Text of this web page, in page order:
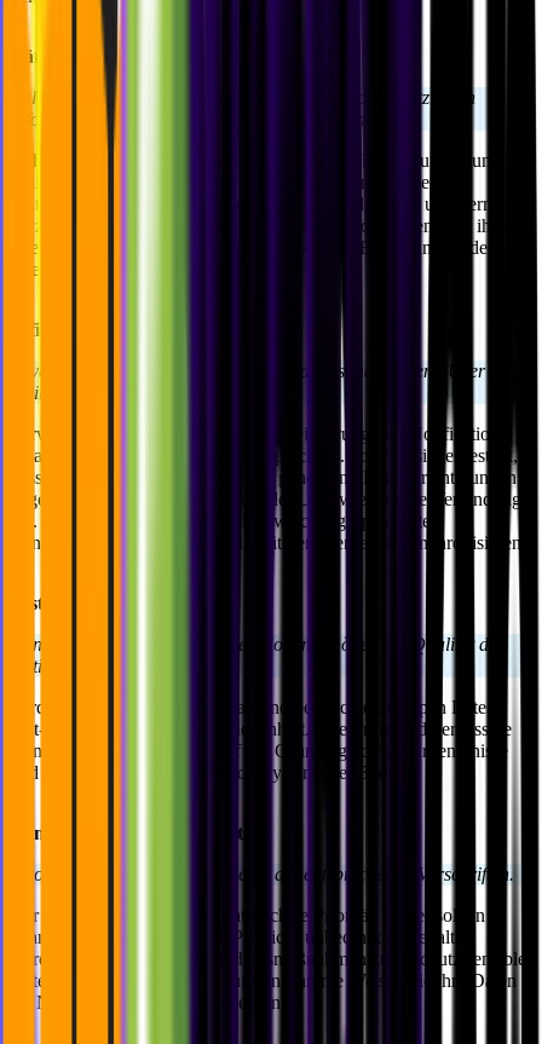
Häufigkeit und Timing
Balance is key - finde das Gleichgewicht zwischen nützlichen
Information und vermeide zu viele Notifications.
Achte unbedingt auf die Häufigkeit der Benachrichtigungen und
stelle sicher, dass sie wertvoll sind und nur zu relevanten
Zeitpunkten erscheinen. Respektiere die Zeit der User und vermeide
es, zu viele oder unnötige Notifications zu senden. Wenn Du ihre
Grenzen respektierst, kannst Du eine positive Beziehung zu den
Usern aufbauen.
Effizientes Notification Caching
Zuverlässiges Caching ist entscheidend, besonders wenn User
offline sind.
Verwende Methoden zur Zwischenspeicherung, um Notifications
lokal auf dem Gerät des Users zu speichern. So wird sichergestellt,
dass wichtige Daten nicht verloren gehen und Benachrichtigungen
zugestellt werden können, sobald der User wieder eine Verbindung
hat. Achte dabei auch darauf, die zwischengespeicherten
Benachrichtigungen regelmäßig mit dem Server zu synchronisieren.
Testing und Iteration
Kontinuierliches Testen und Iterationen erhöhen die Qualität der
Notification Systems.
Fordere Feedback von Usern an und beobachte die Open Rates,
Opt-Out Rates und User-Zufriedenheit. Überprüfe und verbessere
deine Strategie regelmäßig auf der Grundlage dieser Erkenntnisse
und optimiere deine Notification Systems bei Bedarf.
Compliance und Datenschutz
Priorisiere Datenschutz und achte auf entsprechende Vorschriften.
Der Schutz der User-Daten hat höchste Priorität. Daher sollten
Branchenstandards und Best Practices unbedingt eingehalten
werden. Implementiere Sicherheitsmaßnahmen zum Schutz sensibler
Daten und zeige den Usern auf transparente Weise, wie ihre Daten
für Notifications verwendet werden.